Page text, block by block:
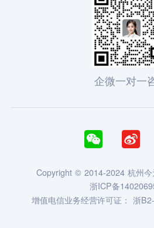
企微一对一
 
Copyright © 2014-2024 杭州今
浙ICP备
增值电信业务经营许可证： 浙